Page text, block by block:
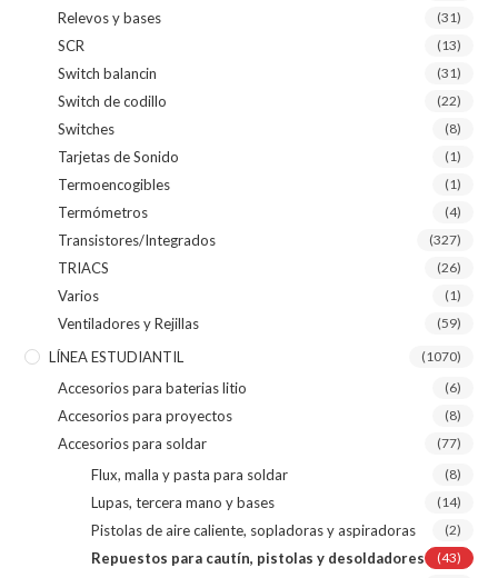
Relevos y bases (31)
SCR (13)
Switch balancin (31)
Switch de codillo (22)
Switches (8)
Tarjetas de Sonido (1)
Termoencogibles (1)
Termómetros (4)
Transistores/Integrados (327)
TRIACS (26)
Varios (1)
Ventiladores y Rejillas (59)
LÍNEA ESTUDIANTIL (1070)
Accesorios para baterias litio (6)
Accesorios para proyectos (8)
Accesorios para soldar (77)
Flux, malla y pasta para soldar (8)
Lupas, tercera mano y bases (14)
Pistolas de aire caliente, sopladoras y aspiradoras (2)
Repuestos para cautín, pistolas y desoldadores (43)